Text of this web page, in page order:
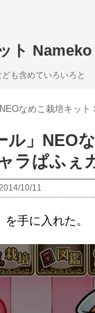
ト
も含めていろいろと
NEOなめこ栽培キット
ル」NEO
ラぱふぇ
10/11
を手に入れた。